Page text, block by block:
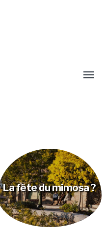
La fête du mimosa ?